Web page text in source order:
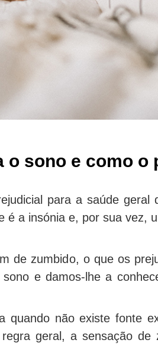
o sono e como o
para a saúde geral
a insónia e, por sua vez,
de zumbido, o que os
e damos-lhe a
quando não existe fonte
geral, a sensação de